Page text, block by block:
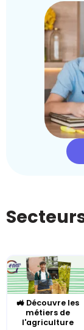
🚜 Découvre les
métiers de
l'agriculture